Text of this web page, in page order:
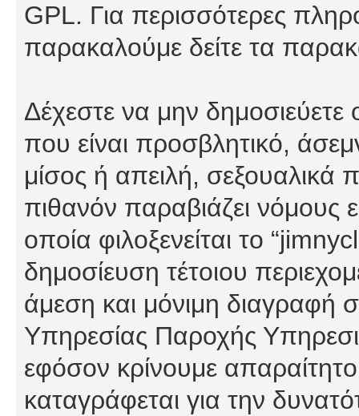
GPL. Για περισσότερες
παρακαλούμε δείτε τα
Δέχεστε να μην
που είναι προσβλητικό,
μίσος ή απειλή, σεξουαλικά
πιθανόν παραβιάζει νόμους
οποία φιλοξενείται το
δημοσίευση τέτοιου
άμεση και μόνιμη διαγραφή
Υπηρεσίας Παροχής
εφόσον κρίνουμε
καταγράφεται για την